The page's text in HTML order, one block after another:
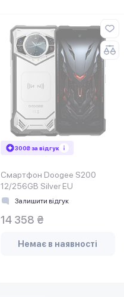
300₴ за відгук
Смартфон Doogee S200
12/256GB Silver EU
Залишити відгук
14 358 ₴
Немає в наявності